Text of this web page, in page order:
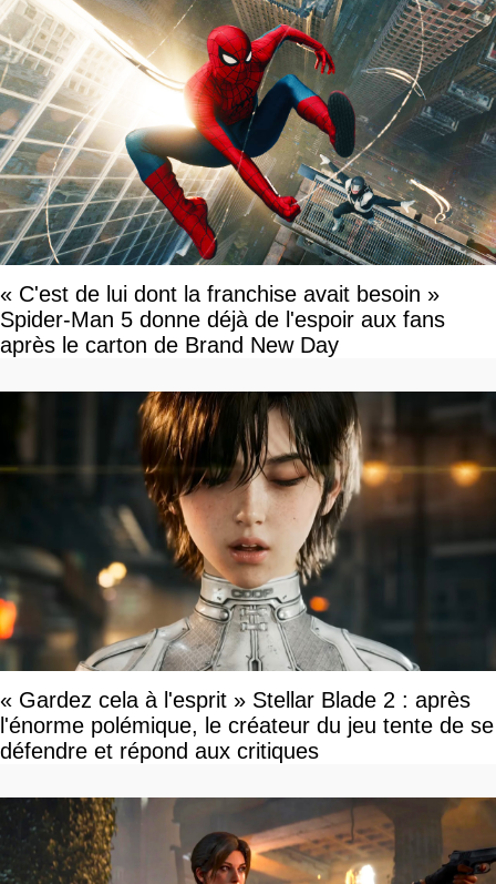
« C'est de lui dont la franchise avait besoin »
Spider-Man 5 donne déjà de l'espoir aux fans
après le carton de Brand New Day
« Gardez cela à l'esprit » Stellar Blade 2 : après
l'énorme polémique, le créateur du jeu tente de se
défendre et répond aux critiques